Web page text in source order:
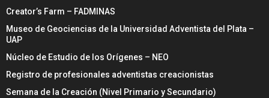
Creator’s Farm – FADMINAS
Museo de Geociencias de la Universidad Adventista del Plata –
UAP
Núcleo de Estudio de los Orígenes – NEO
Registro de profesionales adventistas creacionistas
Semana de la Creación (Nivel Primario y Secundario)